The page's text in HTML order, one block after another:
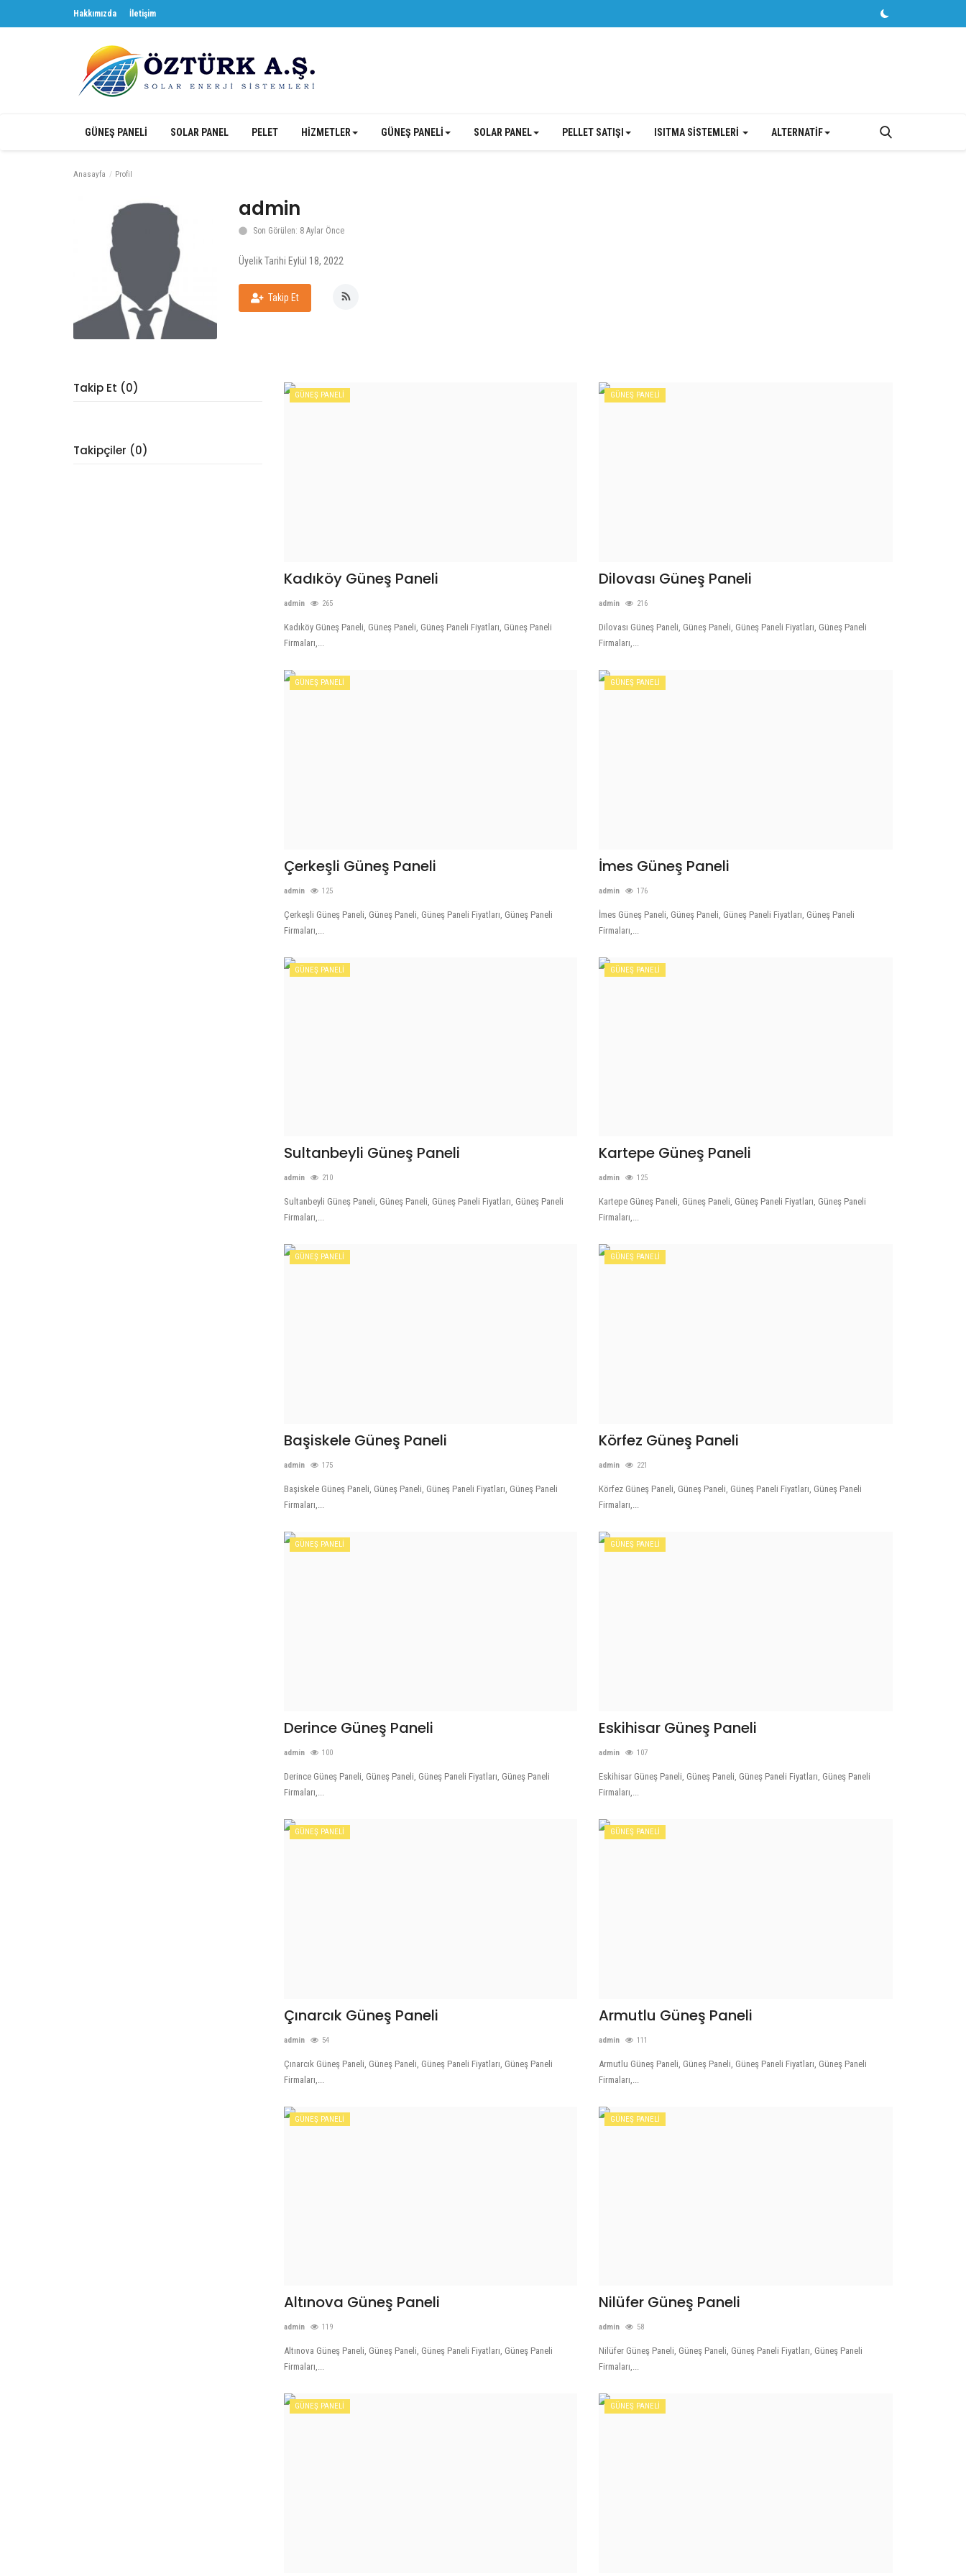
Hakkımızda İletişim
GÜNEŞ PANELİ SOLAR PANEL PELET HİZMETLER GÜNEŞ PANELİ SOLAR PANEL PELLET SATIŞI ISITMA SİSTEMLERİ ALTERNATİF
Anasayfa Profil
admin
Son Görülen: 8 Aylar Önce
Üyelik Tarihi Eylül 18, 2022
Takip Et
Takip Et (0)
Takipçiler (0)
GÜNEŞ PANELİ
Kadıköy Güneş Paneli
admin 265
Kadıköy Güneş Paneli, Güneş Paneli, Güneş Paneli Fiyatları, Güneş Paneli
Firmaları,...
GÜNEŞ PANELİ
Dilovası Güneş Paneli
admin 216
Dilovası Güneş Paneli, Güneş Paneli, Güneş Paneli Fiyatları, Güneş Paneli
Firmaları,...
GÜNEŞ PANELİ
Çerkeşli Güneş Paneli
admin 125
Çerkeşli Güneş Paneli, Güneş Paneli, Güneş Paneli Fiyatları, Güneş Paneli
Firmaları,...
GÜNEŞ PANELİ
İmes Güneş Paneli
admin 176
İmes Güneş Paneli, Güneş Paneli, Güneş Paneli Fiyatları, Güneş Paneli
Firmaları,...
GÜNEŞ PANELİ
Sultanbeyli Güneş Paneli
admin 210
Sultanbeyli Güneş Paneli, Güneş Paneli, Güneş Paneli Fiyatları, Güneş Paneli
Firmaları,...
GÜNEŞ PANELİ
Kartepe Güneş Paneli
admin 125
Kartepe Güneş Paneli, Güneş Paneli, Güneş Paneli Fiyatları, Güneş Paneli
Firmaları,...
GÜNEŞ PANELİ
Başiskele Güneş Paneli
admin 175
Başiskele Güneş Paneli, Güneş Paneli, Güneş Paneli Fiyatları, Güneş Paneli
Firmaları,...
GÜNEŞ PANELİ
Körfez Güneş Paneli
admin 221
Körfez Güneş Paneli, Güneş Paneli, Güneş Paneli Fiyatları, Güneş Paneli
Firmaları,...
GÜNEŞ PANELİ
Derince Güneş Paneli
admin 100
Derince Güneş Paneli, Güneş Paneli, Güneş Paneli Fiyatları, Güneş Paneli
Firmaları,...
GÜNEŞ PANELİ
Eskihisar Güneş Paneli
admin 107
Eskihisar Güneş Paneli, Güneş Paneli, Güneş Paneli Fiyatları, Güneş Paneli
Firmaları,...
GÜNEŞ PANELİ
Çınarcık Güneş Paneli
admin 54
Çınarcık Güneş Paneli, Güneş Paneli, Güneş Paneli Fiyatları, Güneş Paneli
Firmaları,...
GÜNEŞ PANELİ
Armutlu Güneş Paneli
admin 111
Armutlu Güneş Paneli, Güneş Paneli, Güneş Paneli Fiyatları, Güneş Paneli
Firmaları,...
GÜNEŞ PANELİ
Altınova Güneş Paneli
admin 119
Altınova Güneş Paneli, Güneş Paneli, Güneş Paneli Fiyatları, Güneş Paneli
Firmaları,...
GÜNEŞ PANELİ
Nilüfer Güneş Paneli
admin 58
Nilüfer Güneş Paneli, Güneş Paneli, Güneş Paneli Fiyatları, Güneş Paneli
Firmaları,...
GÜNEŞ PANELİ GÜNEŞ PANELİ